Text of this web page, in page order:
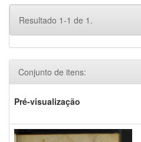
Resultado 1-1 de 1.
Conjunto de itens:
Pré-visualização